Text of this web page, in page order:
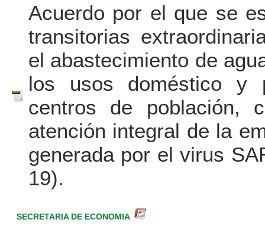
Acuerdo por el que se
transitorias
el abastecimiento de
los usos doméstico y
centros de población,
atención integral de la
generada por el virus
19).
SECRETARIA DE ECONOMIA